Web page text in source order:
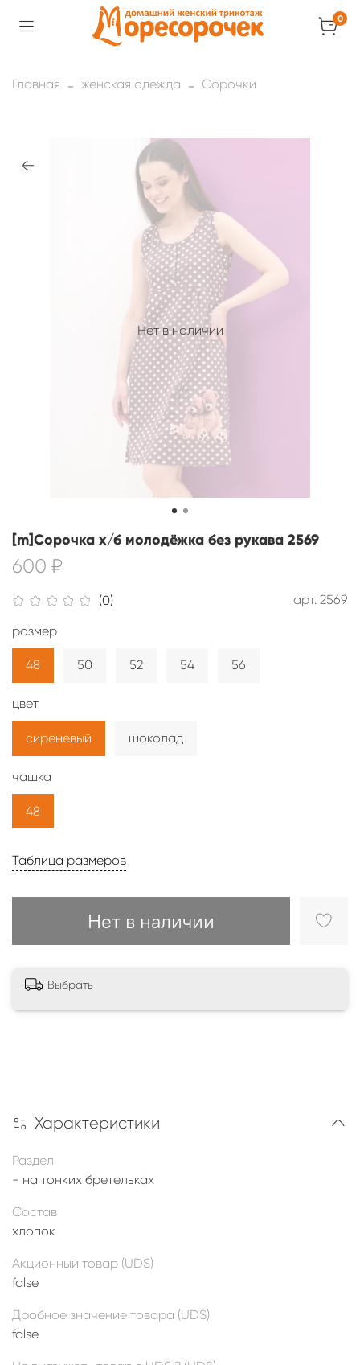
0
Главная женская одежда Сорочки
Нет в наличии
(0) арт. 2569
[m]Сорочка х/б молодёжка без рукава 2569
600 ₽
Таблица размеров
Нет в наличии
размер
48 50 52 54 56
цвет
сиреневый шоколад
чашка
48
Выбрать
Характеристики
Раздел
- на тонких бретельках
Состав
хлопок
Акционный товар (UDS)
false
Дробное значение товара (UDS)
false